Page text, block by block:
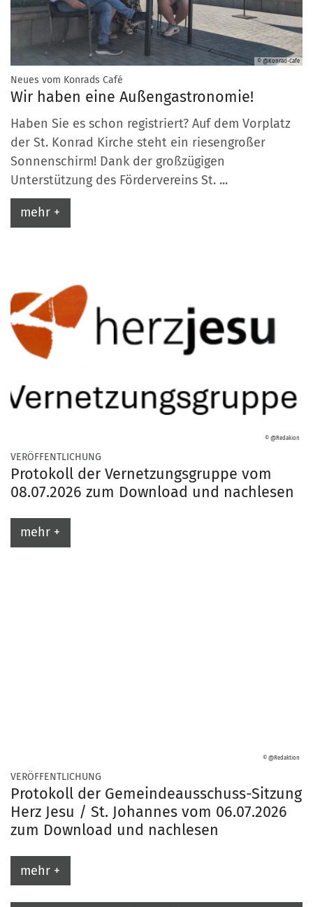
© @Konrad-Cafe
Neues vom Konrads Café
Wir haben eine Außengastronomie!
Haben Sie es schon registriert? Auf dem Vorplatz
der St. Konrad Kirche steht ein riesengroßer
Sonnenschirm! Dank der großzügigen
Unterstützung des Fördervereins St. ...
mehr +
© @Redakion
VERÖFFENTLICHUNG
Protokoll der Vernetzungsgruppe vom
08.07.2026 zum Download und nachlesen
mehr +
© @Redaktion
VERÖFFENTLICHUNG
Protokoll der Gemeindeausschuss-Sitzung
Herz Jesu / St. Johannes vom 06.07.2026
zum Download und nachlesen
mehr +